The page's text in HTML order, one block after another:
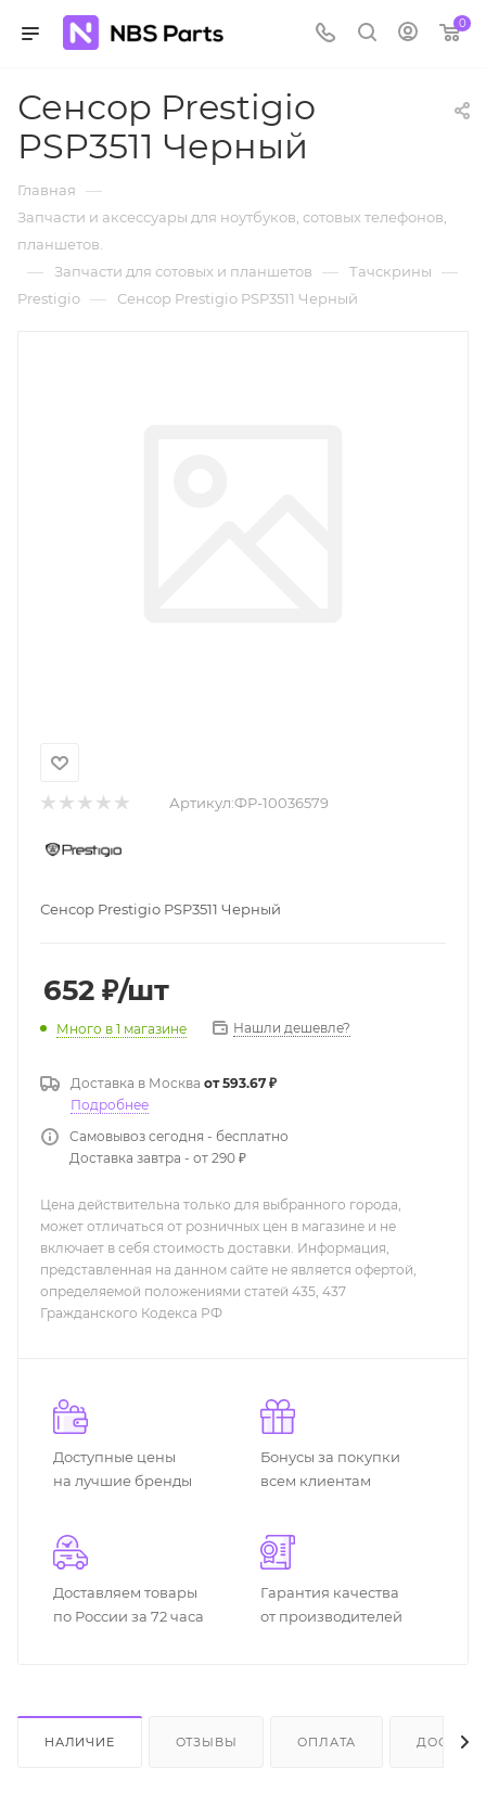
0
Сенсор Prestigio
PSP3511 Черный
Главная —
Запчасти и аксессуары для ноутбуков, сотовых телефонов,
планшетов.
— Запчасти для сотовых и планшетов — Тачскрины —
Prestigio — Сенсор Prestigio PSP3511 Черный
Артикул:ФР-10036579
Сенсор Prestigio PSP3511 Черный
652 ₽/шт
Много в 1 магазине Нашли дешевле?
Доставка в Москва от 593.67 ₽
Подробнее
Самовывоз сегодня - бесплатно
Доставка завтра - от 290 ₽
Цена действительна только для выбранного города,
может отличаться от розничных цен в магазине и не
включает в себя стоимость доставки. Информация,
представленная на данном сайте не является офертой,
определяемой положениями статей 435, 437
Гражданского Кодекса РФ
Доступные цены
на лучшие бренды
Бонусы за покупки
всем клиентам
Доставляем товары
по России за 72 часа
Гарантия качества
от производителей
НАЛИЧИЕ ОТЗЫВЫ ОПЛАТА